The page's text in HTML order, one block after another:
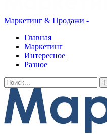
Маркетинг & Продажи -
Главная
Маркетинг
Интересное
Разное